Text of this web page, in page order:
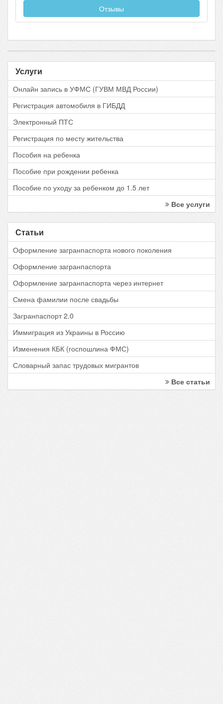
Отзывы
Услуги
Онлайн запись в УФМС (ГУВМ МВД России)
Регистрация автомобиля в ГИБДД
Электронный ПТС
Регистрация по месту жительства
Пособия на ребенка
Пособие при рождении ребенка
Пособие по уходу за ребенком до 1.5 лет
Все услуги
Статьи
Оформление загранпаспорта нового поколения
Оформление загранпаспорта
Оформление загранпаспорта через интернет
Смена фамилии после свадьбы
Загранпаспорт 2.0
Иммиграция из Украины в Россию
Изменения КБК (госпошлина ФМС)
Словарный запас трудовых мигрантов
Все статьи